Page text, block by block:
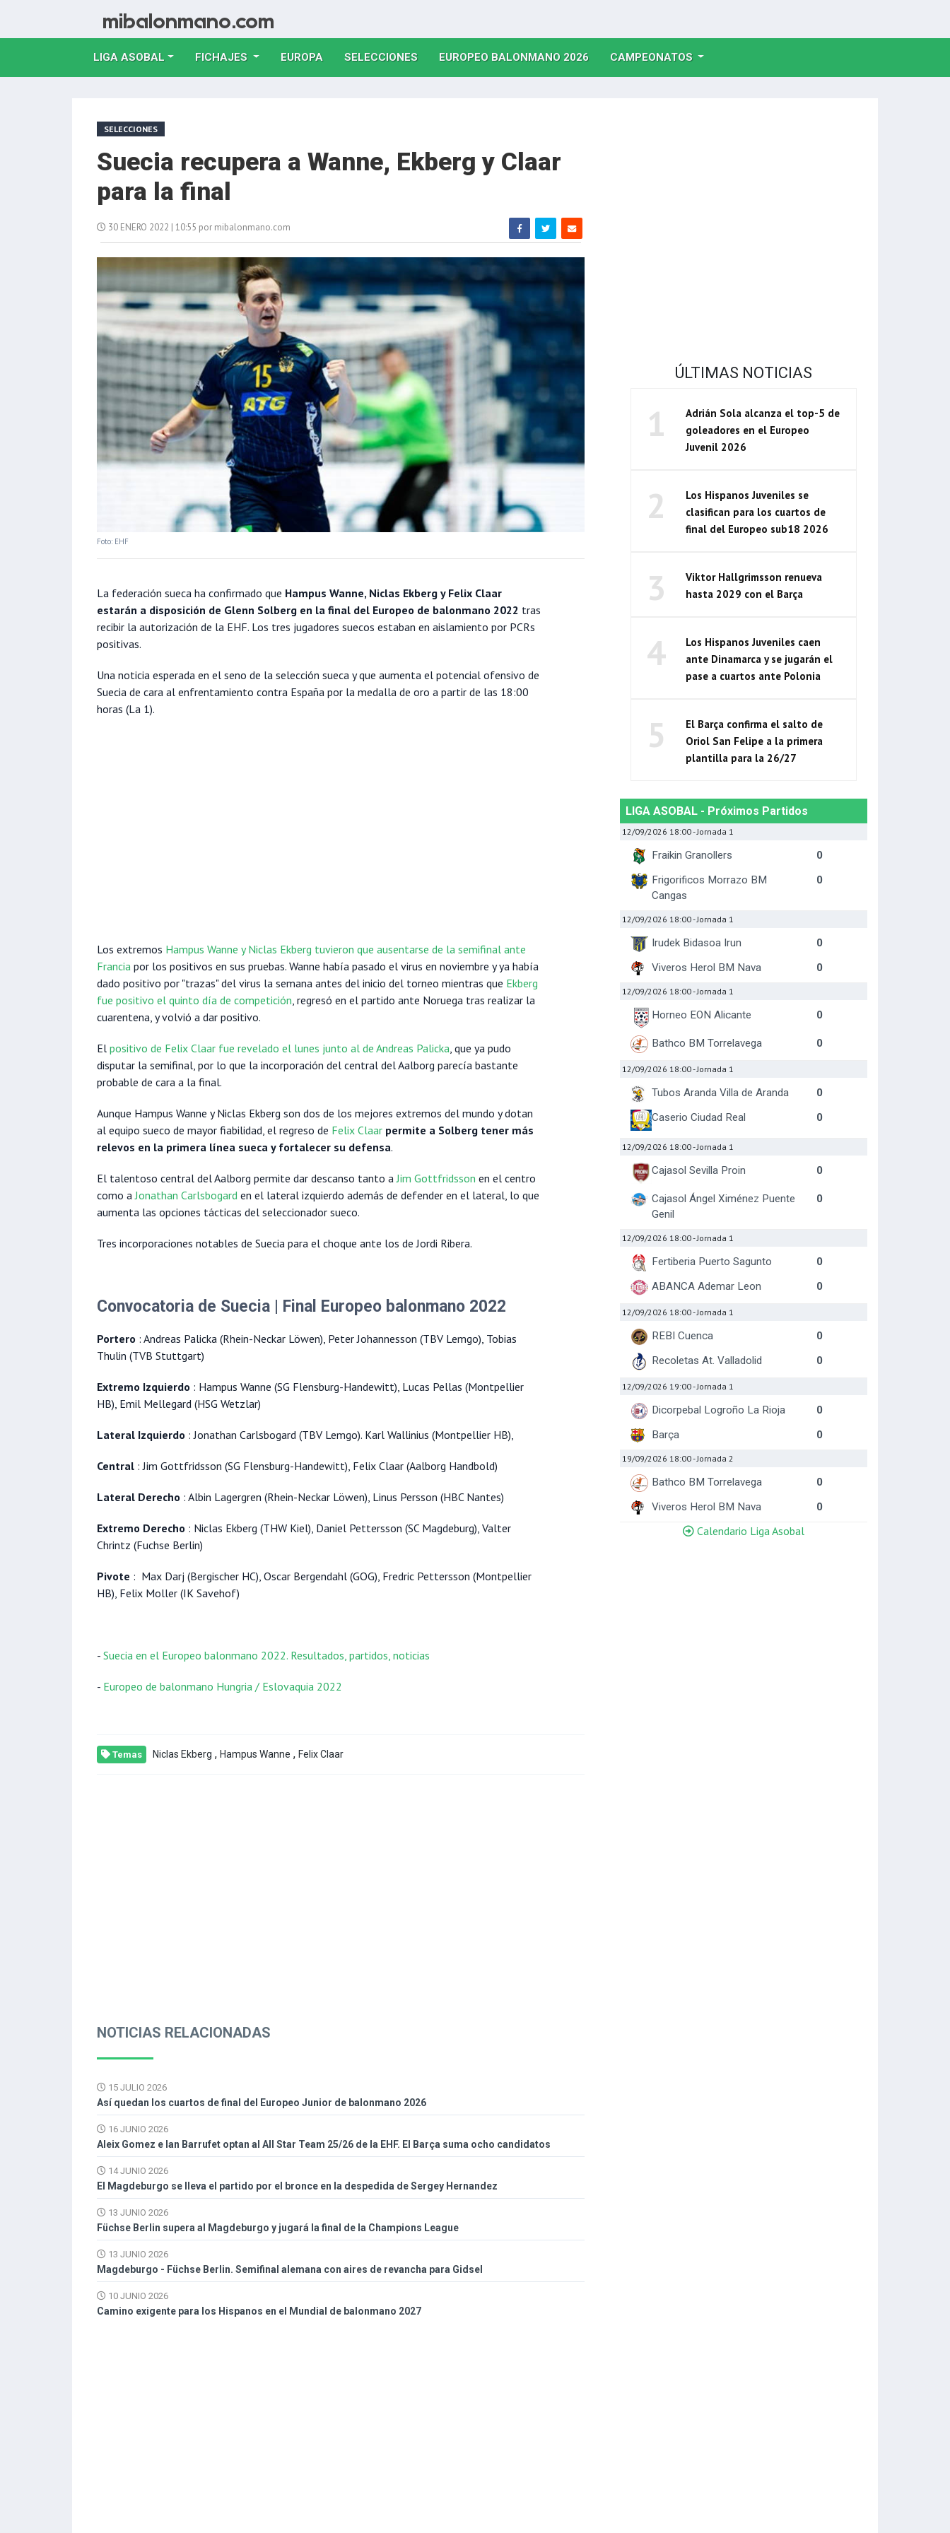
LIGA ASOBAL FICHAJES EUROPA(CURRENT)
SELECCIONES(CURRENT)
EUROPEO BALONMANO 2026(CURRENT)
CAMPEONATOS
SELECCIONES
Suecia recupera a Wanne, Ekberg y Claar
para la final
30 ENERO 2022 | 10:55 por mibalonmano.com
Foto: EHF
La federación sueca ha confirmado que Hampus Wanne, Niclas Ekberg y Felix Claar
estarán a disposición de Glenn Solberg en la final del Europeo de balonmano 2022 tras
recibir la autorización de la EHF. Los tres jugadores suecos estaban en aislamiento por PCRs
positivas.
Una noticia esperada en el seno de la selección sueca y que aumenta el potencial ofensivo de
Suecia de cara al enfrentamiento contra España por la medalla de oro a partir de las 18:00
horas (La 1).
Los extremos Hampus Wanne y Niclas Ekberg tuvieron que ausentarse de la semifinal ante
Francia por los positivos en sus pruebas. Wanne había pasado el virus en noviembre y ya había
dado positivo por "trazas" del virus la semana antes del inicio del torneo mientras que Ekberg
fue positivo el quinto día de competición , regresó en el partido ante Noruega tras realizar la
cuarentena, y volvió a dar positivo.
El positivo de Felix Claar fue revelado el lunes junto al de Andreas Palicka , que ya pudo
disputar la semifinal, por lo que la incorporación del central del Aalborg parecía bastante
probable de cara a la final.
Aunque Hampus Wanne y Niclas Ekberg son dos de los mejores extremos del mundo y dotan
al equipo sueco de mayor fiabilidad, el regreso de Felix Claar permite a Solberg tener más
relevos en la primera línea sueca y fortalecer su defensa.
El talentoso central del Aalborg permite dar descanso tanto aJim Gottfridsson en el centro
como aJonathan Carlsbogard en el lateral izquierdo además de defender en el lateral, lo que
aumenta las opciones tácticas del seleccionador sueco.
Tres incorporaciones notables de Suecia para el choque ante los de Jordi Ribera.
Convocatoria de Suecia | Final Europeo balonmano 2022
Portero : Andreas Palicka (Rhein-Neckar Löwen), Peter Johannesson (TBV Lemgo), Tobias
Thulin (TVB Stuttgart)
Extremo Izquierdo : Hampus Wanne (SG Flensburg-Handewitt), Lucas Pellas (Montpellier
HB), Emil Mellegard (HSG Wetzlar)
Lateral Izquierdo : Jonathan Carlsbogard (TBV Lemgo). Karl Wallinius (Montpellier HB),
Central : Jim Gottfridsson (SG Flensburg-Handewitt), Felix Claar (Aalborg Handbold)
Lateral Derecho : Albin Lagergren (Rhein-Neckar Löwen), Linus Persson (HBC Nantes)
Extremo Derecho : Niclas Ekberg (THW Kiel), Daniel Pettersson (SC Magdeburg), Valter
Chrintz (Fuchse Berlin)
Pivote : Max Darj (Bergischer HC), Oscar Bergendahl (GOG), Fredric Pettersson (Montpellier
HB), Felix Moller (IK Savehof)
- Suecia en el Europeo balonmano 2022. Resultados, partidos, noticias
- Europeo de balonmano Hungria / Eslovaquia 2022
Temas Niclas Ekberg , Hampus Wanne , Felix Claar
NOTICIAS RELACIONADAS
15 JULIO 2026
Así quedan los cuartos de final del Europeo Junior de balonmano 2026
16 JUNIO 2026
Aleix Gomez e Ian Barrufet optan al All Star Team 25/26 de la EHF. El Barça suma ocho candidatos
14 JUNIO 2026
El Magdeburgo se lleva el partido por el bronce en la despedida de Sergey Hernandez
13 JUNIO 2026
Füchse Berlin supera al Magdeburgo y jugará la final de la Champions League
13 JUNIO 2026
Magdeburgo - Füchse Berlin. Semifinal alemana con aires de revancha para Gidsel
10 JUNIO 2026
Camino exigente para los Hispanos en el Mundial de balonmano 2027
ÚLTIMAS NOTICIAS
1
Adrián Sola alcanza el top-5 de
goleadores en el Europeo
Juvenil 2026
2
Los Hispanos Juveniles se
clasifican para los cuartos de
final del Europeo sub18 2026
3
Viktor Hallgrimsson renueva
hasta 2029 con el Barça
4
Los Hispanos Juveniles caen
ante Dinamarca y se jugarán el
pase a cuartos ante Polonia
5
El Barça confirma el salto de
Oriol San Felipe a la primera
plantilla para la 26/27
LIGA ASOBAL - Próximos Partidos
12/09/2026 18:00- Jornada 1
Fraikin Granollers
0
Frigorificos Morrazo BM
Cangas
0
12/09/2026 18:00- Jornada 1
Irudek Bidasoa Irun
0
Viveros Herol BM Nava
0
12/09/2026 18:00- Jornada 1
Horneo EON Alicante 0
Bathco BM Torrelavega 0
12/09/2026 18:00- Jornada 1
Tubos Aranda Villa de Aranda
0
Caserio Ciudad Real
0
12/09/2026 18:00- Jornada 1
Cajasol Sevilla Proin 0
Cajasol Ángel Ximénez Puente
Genil
0
12/09/2026 18:00- Jornada 1
Fertiberia Puerto Sagunto
0
ABANCA Ademar Leon
0
12/09/2026 18:00- Jornada 1
REBI Cuenca
0
Recoletas At. Valladolid
0
12/09/2026 19:00- Jornada 1
Dicorpebal Logroño La Rioja
0
Barça
0
19/09/2026 18:00- Jornada 2
Bathco BM Torrelavega
0
Viveros Herol BM Nava
0
Calendario Liga Asobal